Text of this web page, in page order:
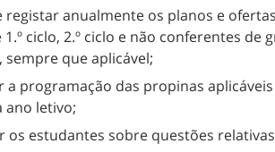
registar anualmente os planos e
1.º ciclo, 2.º ciclo e não conferentes de
sempre que aplicável;
a programação das propinas aplicáveis
ano letivo;
os estudantes sobre questões